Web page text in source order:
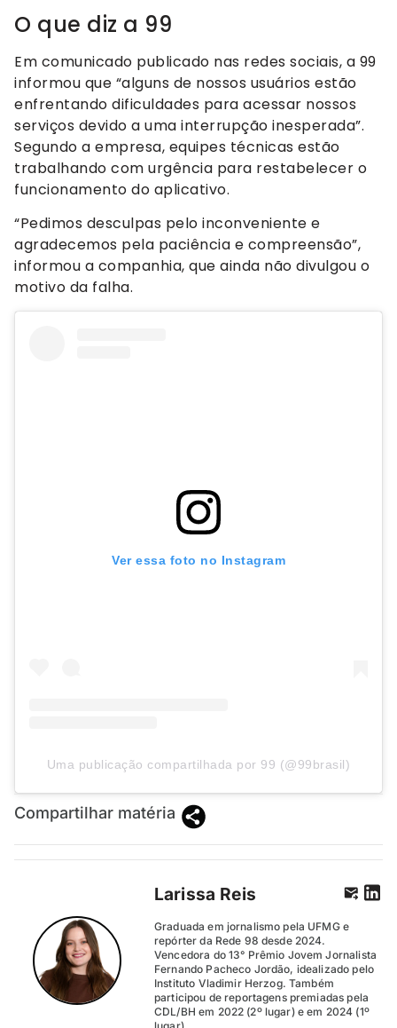
O que diz a 99
Em comunicado publicado nas redes sociais, a 99
informou que “alguns de nossos usuários estão
enfrentando dificuldades para acessar nossos
serviços devido a uma interrupção inesperada”.
Segundo a empresa, equipes técnicas estão
trabalhando com urgência para restabelecer o
funcionamento do aplicativo.
“Pedimos desculpas pelo inconveniente e
agradecemos pela paciência e compreensão”,
informou a companhia, que ainda não divulgou o
motivo da falha.
Ver essa foto no Instagram
Uma publicação compartilhada por 99 (@99brasil)
Compartilhar matéria
Larissa Reis
Graduada em jornalismo pela UFMG e
repórter da Rede 98 desde 2024.
Vencedora do 13° Prêmio Jovem Jornalista
Fernando Pacheco Jordão, idealizado pelo
Instituto Vladimir Herzog. Também
participou de reportagens premiadas pela
CDL/BH em 2022 (2º lugar) e em 2024 (1º